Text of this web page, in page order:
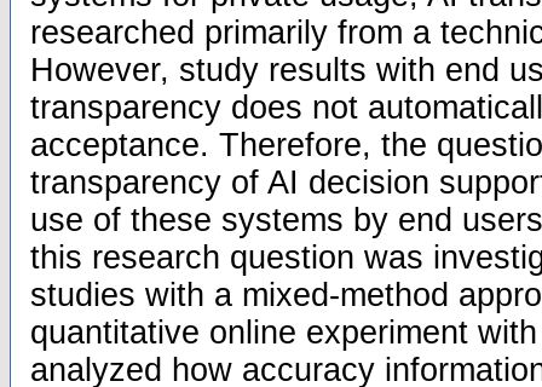
researched primarily from a
However, study results with end
transparency does not
acceptance. Therefore, the
transparency of AI decision
use of these systems by end
this research question was
studies with a mixed-method
quantitative online experiment
analyzed how accuracy